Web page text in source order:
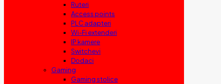
Ruteri
Access points
PLC adapteri
Wi-Fi extenderi
IP kamere
Switchevi
Dodaci
Gaming
Gaming stolice